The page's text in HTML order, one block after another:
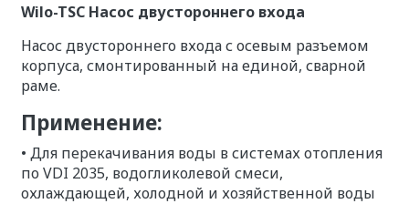
Wilo-TSC Насос двустороннего входа
Насос двустороннего входа с осевым разъемом
корпуса, смонтированный на единой, сварной
раме.
Применение:
• Для перекачивания воды в системах отопления
по VDI 2035, водогликолевой смеси,
охлаждающей, холодной и хозяйственной воды